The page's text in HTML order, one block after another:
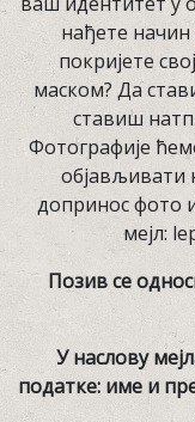
нађете
покријете
маском? Да
ставиш
Фотографије
објављивати
допринос фото
мејл:
Позив се
У наслову
податке: име и